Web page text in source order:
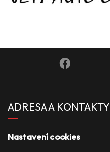
ADRESA A KONTAKTY
Nastavení cookies